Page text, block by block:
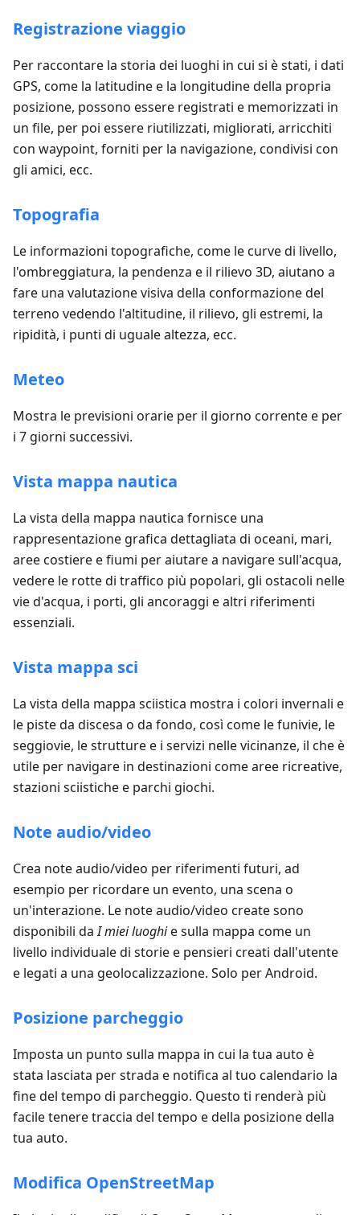
Registrazione viaggio
Per raccontare la storia dei luoghi in cui si è stati, i dati
GPS, come la latitudine e la longitudine della propria
posizione, possono essere registrati e memorizzati in
un file, per poi essere riutilizzati, migliorati, arricchiti
con waypoint, forniti per la navigazione, condivisi con
gli amici, ecc.
Topografia
Le informazioni topografiche, come le curve di livello,
l'ombreggiatura, la pendenza e il rilievo 3D, aiutano a
fare una valutazione visiva della conformazione del
terreno vedendo l'altitudine, il rilievo, gli estremi, la
ripidità, i punti di uguale altezza, ecc.
Meteo
Mostra le previsioni orarie per il giorno corrente e per
i 7 giorni successivi.
Vista mappa nautica
La vista della mappa nautica fornisce una
rappresentazione grafica dettagliata di oceani, mari,
aree costiere e fiumi per aiutare a navigare sull'acqua,
vedere le rotte di traffico più popolari, gli ostacoli nelle
vie d'acqua, i porti, gli ancoraggi e altri riferimenti
essenziali.
Vista mappa sci
La vista della mappa sciistica mostra i colori invernali e
le piste da discesa o da fondo, così come le funivie, le
seggiovie, le strutture e i servizi nelle vicinanze, il che è
utile per navigare in destinazioni come aree ricreative,
stazioni sciistiche e parchi giochi.
Note audio/video
Crea note audio/video per riferimenti futuri, ad
esempio per ricordare un evento, una scena o
un'interazione. Le note audio/video create sono
disponibili daI miei luoghie sulla mappa come un
livello individuale di storie e pensieri creati dall'utente
e legati a una geolocalizzazione. Solo per Android.
Posizione parcheggio
Imposta un punto sulla mappa in cui la tua auto è
stata lasciata per strada e notifica al tuo calendario la
fine del tempo di parcheggio. Questo ti renderà più
facile tenere traccia del tempo e della posizione della
tua auto.
Modifica OpenStreetMap